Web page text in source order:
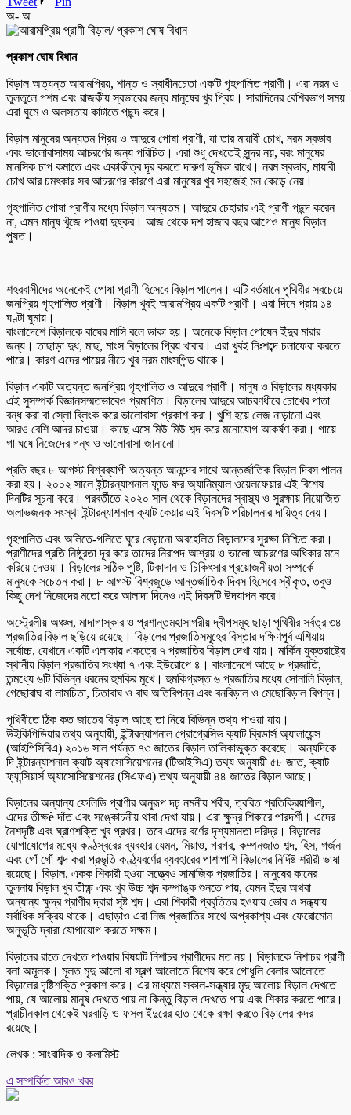
অ- অ+
প্রকাশ ঘোষ বিধান
বিড়াল অত্যন্ত আরামপ্রিয়, শান্ত ও স্বাধীনচেতা একটি গৃহপালিত প্রাণী। এরা নরম ও
তুলতুলে পশম এবং রাজকীয় স্বভাবের জন্য মানুষের খুব প্রিয়। সারাদিনের বেশিরভাগ সময়
এরা ঘুমে ও অলসতায় কাটাতে পছন্দ করে।
বিড়াল মানুষের অন্যতম প্রিয় ও আদুরে পোষা প্রাণী, যা তার মায়াবী চোখ, নরম স্বভাব
এবং ভালোবাসাময় আচরণের জন্য পরিচিত। এরা শুধু দেখতেই সুন্দর নয়, বরং মানুষের
মানসিক চাপ কমাতে এবং একাকীত্ব দূর করতে দারুণ ভূমিকা রাখে। নরম স্বভাব, মায়াবী
চোখ আর চমৎকার সব আচরণের কারণে এরা মানুষের খুব সহজেই মন কেড়ে নেয়।
গৃহপালিত পোষা প্রাণীর মধ্যে বিড়াল অন্যতম। আদুরে চেহারার এই প্রাণী পছন্দ করেন
না, এমন মানুষ খুঁজে পাওয়া দুষ্কর। আজ থেকে দশ হাজার বছর আগেও মানুষ বিড়াল
পুষত।
শহরবাসীদের অনেকেই পোষা প্রাণী হিসেবে বিড়াল পালেন। এটি বর্তমানে পৃথিবীর সবচেয়ে
জনপ্রিয় গৃহপালিত প্রাণী। বিড়াল খুবই আরামপ্রিয় একটি প্রাণী। এরা দিনে প্রায় ১৪
ঘণ্টা ঘুমায়।
বাংলাদেশে বিড়ালকে বাঘের মাসি বলে ডাকা হয়। অনেকে বিড়াল পোষেন ইঁদুর মারার
জন্য। তাছাড়া দুধ, মাছ, মাংস বিড়ালের প্রিয় খাবার। এরা খুবই নিঃশব্দে চলাফেরা করতে
পারে। কারণ এদের পায়ের নীচে খুব নরম মাংসপিন্ড থাকে।
বিড়াল একটি অত্যন্ত জনপ্রিয় গৃহপালিত ও আদুরে প্রাণী। মানুষ ও বিড়ালের মধ্যকার
এই সুসম্পর্ক বিজ্ঞানসম্মতভাবেও প্রমাণিত। বিড়ালের আদুরে আচরণধীরে চোখের পাতা
বন্ধ করা বা স্লো ব্লিংক করে ভালোবাসা প্রকাশ করা। খুশি হয়ে লেজ নাড়ানো এবং
আরও বেশি আদর চাওয়া। কাছে এসে মিউ মিউ শব্দ করে মনোযোগ আকর্ষণ করা। গায়ে
গা ঘষে নিজেদের গন্ধ ও ভালোবাসা জানানো।
প্রতি বছর ৮ আগস্ট বিশ্বব্যাপী অত্যন্ত আনন্দের সাথে আন্তর্জাতিক বিড়াল দিবস পালন
করা হয়। ২০০২ সালে ইন্টারন্যাশনাল ফান্ড ফর অ্যানিম্যাল ওয়েলফেয়ার এই বিশেষ
দিনটির সূচনা করে। পরবর্তীতে ২০২০ সাল থেকে বিড়ালদের স্বাস্থ্য ও সুরক্ষায় নিয়োজিত
অলাভজনক সংস্থা ইন্টারন্যাশনাল ক্যাট কেয়ার এই দিবসটি পরিচালনার দায়িত্ব নেয়।
গৃহপালিত এবং অলিতে-গলিতে ঘুরে বেড়ানো অবহেলিত বিড়ালদের সুরক্ষা নিশ্চিত করা।
প্রাণীদের প্রতি নিষ্ঠুরতা দূর করে তাদের নিরাপদ আশ্রয় ও ভালো আচরণের অধিকার মনে
করিয়ে দেওয়া। বিড়ালের সঠিক পুষ্টি, টিকাদান ও চিকিৎসার প্রয়োজনীয়তা সম্পর্কে
মানুষকে সচেতন করা। ৮ আগস্ট বিশ্বজুড়ে আন্তর্জাতিক দিবস হিসেবে স্বীকৃত, তবুও
কিছু দেশ নিজেদের মতো করে আলাদা দিনেও এই দিবসটি উদযাপন করে।
অস্ট্রেলীয় অঞ্চল, মাদাগাস্কার ও প্রশান্তমহাসাগরীয় দ্বীপসমূহ ছাড়া পৃথিবীর সর্বত্র ৩৪
প্রজাতির বিড়াল ছড়িয়ে রয়েছে। বিড়ালের প্রজাতিসমূহের বিস্তার দক্ষিণপূর্ব এশিয়ায়
সর্বোচ্চ, যেখানে একটি এলাকায় একত্রে ৭ প্রজাতির বিড়াল দেখা যায়। মার্কিন যুক্তরাষ্ট্রে
স্থানীয় বিড়াল প্রজাতির সংখ্যা ৭ এবং ইউরোপে ৪। বাংলাদেশে আছে ৮ প্রজাতি,
তন্মধ্যে ৬টি বিভিন্ন ধরনের হুমকির মুখে। হুমকিগ্রস্ত ৬ প্রজাতির মধ্যে সোনালি বিড়াল,
গেছোবাঘ বা লামচিতা, চিতাবাঘ ও বাঘ অতিবিপন্ন এবং বনবিড়াল ও মেছোবিড়াল বিপন্ন।
পৃথিবীতে ঠিক কত জাতের বিড়াল আছে তা নিয়ে বিভিন্ন তথ্য পাওয়া যায়।
উইকিপিডিয়ার তথ্য অনুযায়ী, ইন্টারন্যাশনাল প্রোগ্রেসিভ ক্যাট ব্রিডার্স অ্যালায়েন্স
(আইপিসিবিএ) ২০১৬ সাল পর্যন্ত ৭৩ জাতের বিড়াল তালিকাভুক্ত করেছে। অন্যদিকে
দি ইন্টারন্যাশনাল ক্যাট অ্যাসোসিয়েশনের (টিআইসিএ) তথ্য অনুযায়ী ৫৮ জাত, ক্যাট
ফ্যান্সিয়ার্স অ্যাসোসিয়েশনের (সিএফএ) তথ্য অনুযায়ী ৪৪ জাতের বিড়াল আছে।
বিড়ালের অন্যান্য ফেলিডি প্রাণীর অনুরূপ দঢ় নমনীয় শরীর, ত্বরিত প্রতিক্রিয়াশীল,
এদের তীক্ষè দাঁত এবং সঙ্কোচনীয় থাবা দেখা যায়। এরা ক্ষুদ্র শিকারে পারদর্শী। এদের
নৈশদৃষ্টি এবং ঘ্রাণশক্তি খুব প্রখর। তবে এদের বর্ণের দৃশ্যমানতা দরিদ্র। বিড়ালের
যোগাযোগের মধ্যে কণ্ঠস্বরের ব্যবহার যেমন, মিয়াও, গরগর, কম্পনজাত শব্দ, হিস, গর্জন
এবং গোঁ গোঁ শব্দ করা প্রভৃতি কণ্ঠ্যবর্ণের ব্যবহারের পাশাপাশি বিড়ালের নির্দিষ্ট শরীরী ভাষা
রয়েছে। বিড়াল, একক শিকারী হওয়া সত্ত্বেও সামাজিক প্রজাতির। মানুষের কানের
তুলনায় বিড়াল খুব তীক্ষ্ণ এবং খুব উচ্চ শব্দ কম্পাঙ্ক শুনতে পায়, যেমন ইঁদুর অথবা
অন্যান্য ক্ষুদ্র প্রাণীর দ্বারা সৃষ্ট শব্দ। এরা শিকারী প্রবৃত্তির হওয়ায় ভোর ও সন্ধ্যায়
সর্বাধিক সক্রিয় থাকে। এছাড়াও এরা নিজ প্রজাতির সাথে অপ্রকাশ্য এবং ফেরোমোন
অনুভূতি দ্বারা যোগাযোগ করতে সক্ষম।
বিড়ালের রাতে দেখতে পাওয়ার বিষয়টি নিশাচর প্রাণীদের মত নয়। বিড়ালকে নিশাচর প্রাণী
বলা অমূলক। মূলত মৃদু আলো বা স্বল্প আলোতে বিশেষ করে গোধূলি বেলার আলোতে
বিড়ালের দৃষ্টিশক্তি প্রকাশ করে। এর মাধ্যমে সকাল-সন্ধ্যার মৃদু আলোয় বিড়াল দেখতে
পায়, যে আলোয় মানুষ দেখতে পায় না কিন্তু বিড়াল দেখতে পায় এবং শিকার করতে পারে।
প্রাচীনকাল থেকেই ঘরবাড়ি ও ফসল ইঁদুরের হাত থেকে রক্ষা করতে বিড়ালের কদর
রয়েছে।
লেখক : সাংবাদিক ও কলামিস্ট
এ সম্পর্কিত আরও খবর